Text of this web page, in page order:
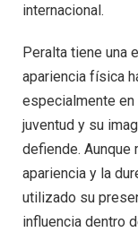
internacional.
Peralta tiene una
apariencia física
especialmente
juventud y su
defiende. Aunque
apariencia y la
utilizado su
influencia dentro